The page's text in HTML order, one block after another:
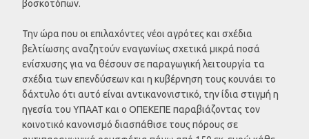
βοσκοτόπων.
Την ώρα που οι επιλαχόντες νέοι αγρότες και σχέδια
βελτίωσης αναζητούν εναγωνίως σχετικά μικρά ποσά
ενίσχυσης για να θέσουν σε παραγωγική λειτουργία τα
σχέδια των επενδύσεων και η κυβέρνηση τους κουνάει το
δάχτυλο ότι αυτό είναι αντικανονιστικό, την ίδια στιγμή η
ηγεσία του ΥΠΑΑΤ και ο ΟΠΕΚΕΠΕ παραβιάζοντας τον
κοινοτικό κανονισμό διασπάθισε τους πόρους σε